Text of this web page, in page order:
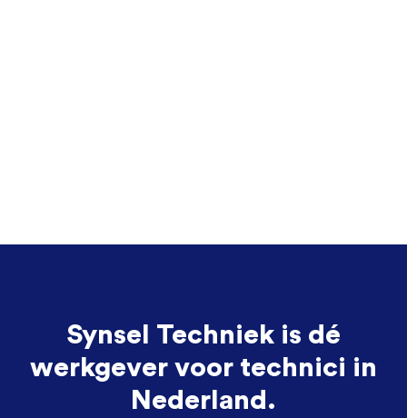
Synsel Techniek is dé
werkgever voor technici in
Nederland.